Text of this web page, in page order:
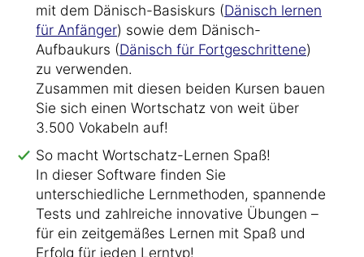
mit dem Dänisch-Basiskurs (Dänisch lernen
für Anfänger) sowie dem Dänisch-
Aufbaukurs (Dänisch für Fortgeschrittene)
zu verwenden.
Zusammen mit diesen beiden Kursen bauen
Sie sich einen Wortschatz von weit über
3.500 Vokabeln auf!
So macht Wortschatz-Lernen Spaß!
In dieser Software finden Sie
unterschiedliche Lernmethoden, spannende
Tests und zahlreiche innovative Übungen –
für ein zeitgemäßes Lernen mit Spaß und
Erfolg für jeden Lerntyp!